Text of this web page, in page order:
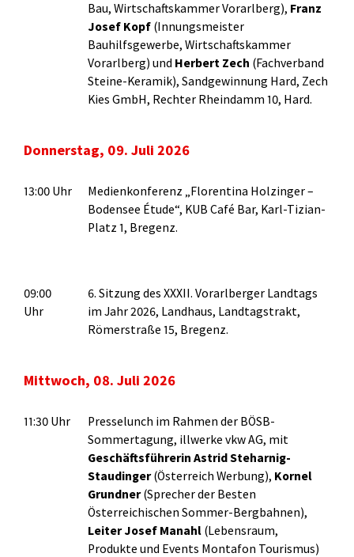
Bau, Wirtschaftskammer Vorarlberg), Franz
Josef Kopf (Innungsmeister
Bauhilfsgewerbe, Wirtschaftskammer
Vorarlberg) und Herbert Zech (Fachverband
Steine-Keramik), Sandgewinnung Hard, Zech
Kies GmbH, Rechter Rheindamm 10, Hard.
Donnerstag, 09. Juli 2026
13:00 Uhr
Medienkonferenz „Florentina Holzinger –
Bodensee Étude“, KUB Café Bar, Karl-Tizian-
Platz 1, Bregenz.
09:00
Uhr
6. Sitzung des XXXII. Vorarlberger Landtags
im Jahr 2026, Landhaus, Landtagstrakt,
Römerstraße 15, Bregenz.
Mittwoch, 08. Juli 2026
11:30 Uhr
Presselunch im Rahmen der BÖSB-
Sommertagung, illwerke vkw AG, mit
Geschäftsführerin Astrid Steharnig-
Staudinger(Österreich Werbung), Kornel
Grundner(Sprecher der Besten
Österreichischen Sommer-Bergbahnen),
Leiter Josef Manahl (Lebensraum,
Produkte und Events Montafon Tourismus)